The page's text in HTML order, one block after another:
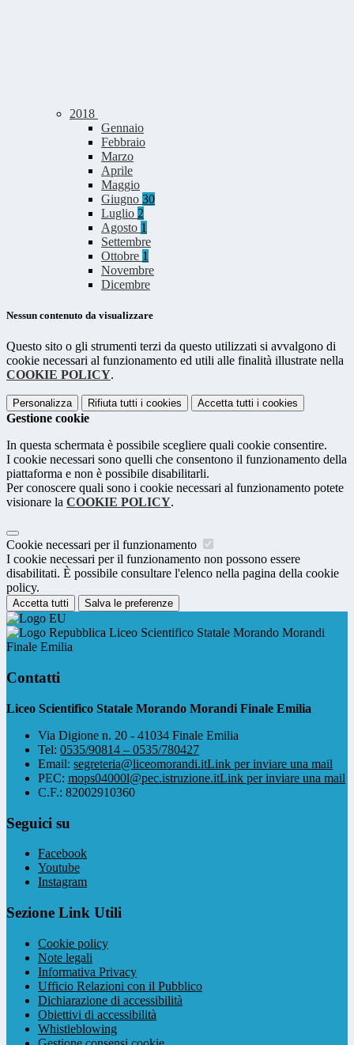
2018
Gennaio
Febbraio
Marzo
Aprile
Maggio
Giugno 30
Luglio 2
Agosto 1
Settembre
Ottobre 1
Novembre
Dicembre
Nessun contenuto da visualizzare
Questo sito o gli strumenti terzi da questo utilizzati si avvalgono di
cookie necessari al funzionamento ed utili alle finalità illustrate nella
COOKIE POLICY.
Personalizza Rifiuta tutti i cookies Accetta tutti i cookies
Gestione cookie
In questa schermata è possibile scegliere quali cookie consentire.
I cookie necessari sono quelli che consentono il funzionamento della
piattaforma e non è possibile disabilitarli.
Per conoscere quali sono i cookie necessari al funzionamento potete
visionare la COOKIE POLICY.
Cookie necessari per il funzionamento
I cookie necessari per il funzionamento non possono essere
disabilitati. È possibile consultare l'elenco nella pagina della cookie
policy.
Accetta tutti Salva le preferenze
Liceo Scientifico Statale Morando Morandi
Finale Emilia
Contatti
Liceo Scientifico Statale Morando Morandi Finale Emilia
Via Digione n. 20 - 41034 Finale Emilia
Tel: 0535/90814 – 0535/780427
Email: segreteria@liceomorandi.itLink per inviare una mail
PEC: mops04000l@pec.istruzione.itLink per inviare una mail
C.F.: 82002910360
Seguici su
Facebook
Youtube
Instagram
Sezione Link Utili
Cookie policy
Note legali
Informativa Privacy
Ufficio Relazioni con il Pubblico
Dichiarazione di accessibilità
Obiettivi di accessibilità
Whistleblowing